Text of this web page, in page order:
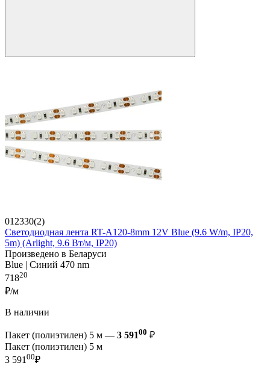
012330(2)
Светодиодная лента RT-A120-8mm 12V Blue (9.6 W/m, IP20,
5m) (Arlight, 9.6 Вт/м, IP20)
Произведено в Беларуси
Blue | Синий 470 nm
71820
₽/м
В наличии
Пакет (полиэтилен) 5 м — 3 59100 ₽
Пакет (полиэтилен) 5 м
3 591 00₽